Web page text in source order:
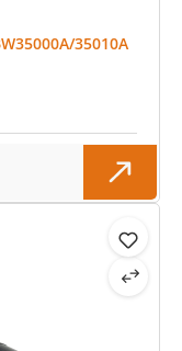
Bewegungsmelder FUBW35000A/35010A